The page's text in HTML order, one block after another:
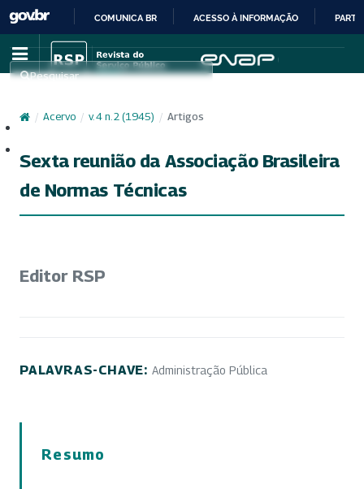
IR
PARA
CONTEÚDO
COMUNICA BR ACESSO À INFORMAÇÃO
Pesquisar
/ Acervo / v. 4 n. 2 (1945) / Artigos
Sexta reunião da Associação Brasileira
de Normas Técnicas
Editor RSP
PALAVRAS-CHAVE: Administração Pública
Resumo